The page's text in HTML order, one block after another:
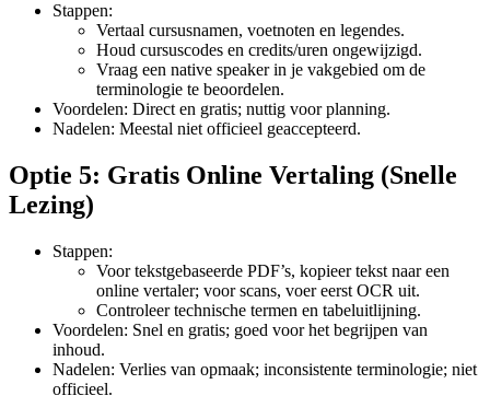
Stappen:
Vertaal cursusnamen, voetnoten en legendes.
Houd cursuscodes en credits/uren ongewijzigd.
Vraag een native speaker in je vakgebied om de
terminologie te beoordelen.
Voordelen: Direct en gratis; nuttig voor planning.
Nadelen: Meestal niet officieel geaccepteerd.
Optie 5: Gratis Online Vertaling (Snelle
Lezing)
Stappen:
Voor tekstgebaseerde PDF’s, kopieer tekst naar een
online vertaler; voor scans, voer eerst OCR uit.
Controleer technische termen en tabeluitlijning.
Voordelen: Snel en gratis; goed voor het begrijpen van
inhoud.
Nadelen: Verlies van opmaak; inconsistente terminologie; niet
officieel.